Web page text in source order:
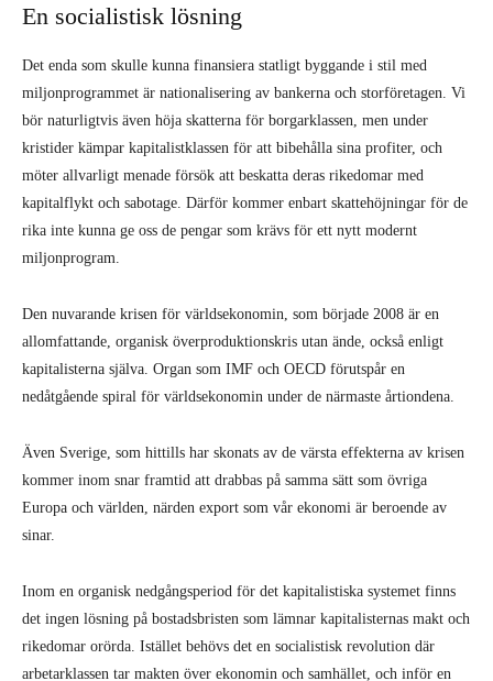
En socialistisk lösning
Det enda som skulle kunna finansiera statligt byggande i stil med
miljonprogrammet är nationalisering av bankerna och storföretagen. Vi
bör naturligtvis även höja skatterna för borgarklassen, men under
kristider kämpar kapitalistklassen för att bibehålla sina profiter, och
möter allvarligt menade försök att beskatta deras rikedomar med
kapitalflykt och sabotage. Därför kommer enbart skattehöjningar för de
rika inte kunna ge oss de pengar som krävs för ett nytt modernt
miljonprogram.
Den nuvarande krisen för världsekonomin, som började 2008 är en
allomfattande, organisk överproduktionskris utan ände, också enligt
kapitalisterna själva. Organ som IMF och OECD förutspår en
nedåtgående spiral för världsekonomin under de närmaste årtiondena.
Även Sverige, som hittills har skonats av de värsta effekterna av krisen
kommer inom snar framtid att drabbas på samma sätt som övriga
Europa och världen, närden export som vår ekonomi är beroende av
sinar.
Inom en organisk nedgångsperiod för det kapitalistiska systemet finns
det ingen lösning på bostadsbristen som lämnar kapitalisternas makt och
rikedomar orörda. Istället behövs det en socialistisk revolution där
arbetarklassen tar makten över ekonomin och samhället, och inför en